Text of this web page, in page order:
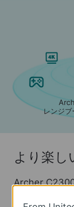
レンジブ
より楽し
Archer
USB 3.0ポー